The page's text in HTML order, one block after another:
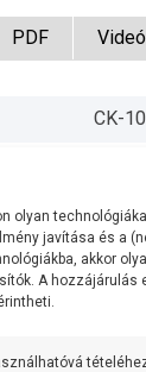
PDF Videó
CK-
40W
4,8
180
olyan
javítása és a
akkor
A